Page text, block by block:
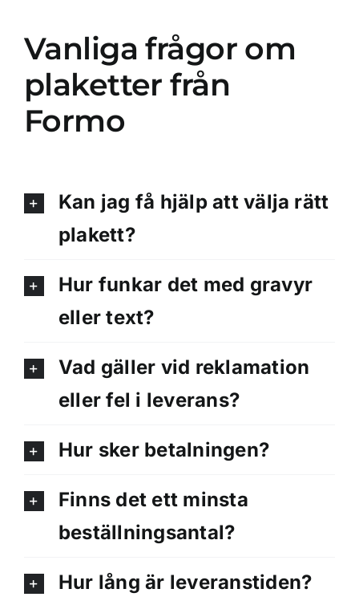
Vanliga frågor om
plaketter från
Formo
Kan jag få hjälp att välja rätt
plakett?
Hur funkar det med gravyr
eller text?
Vad gäller vid reklamation
eller fel i leverans?
Hur sker betalningen?
Finns det ett minsta
beställningsantal?
Hur lång är leveranstiden?